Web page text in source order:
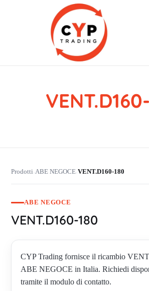
CYP Trading
Professionelle Ersatzteilbeschaffung
Prodotti›ABE NEGOCE›VENT.D160-180
ABE NEGOCE
VENT.D160-180
CYP Trading fornisce il ricambio
ABE NEGOCE in Italia. Richiedi
tramite il modulo di contatto.